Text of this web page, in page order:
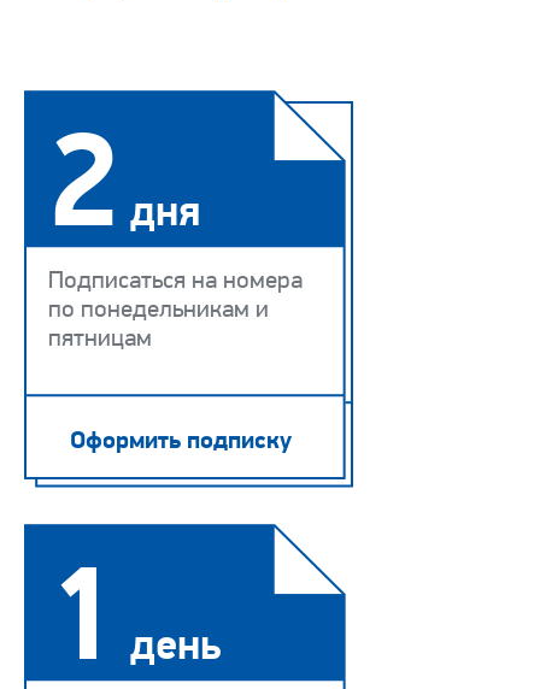
2 дня
Подписаться на номера
по понедельникам и
пятницам
Оформить подписку
1 день